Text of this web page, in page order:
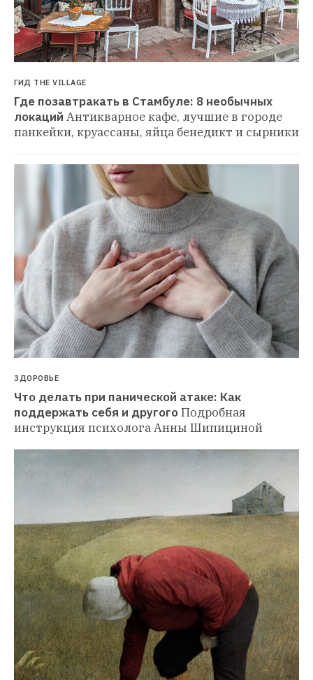
ГИД THE VILLAGE
Где позавтракать в Стамбуле: 8 необычных
локаций Антикварное кафе, лучшие в городе
панкейки, круассаны, яйца бенедикт и сырники
ЗДОРОВЬЕ
Что делать при панической атаке: Как
поддержать себя и другогоПодробная
инструкция психолога Анны Шипициной